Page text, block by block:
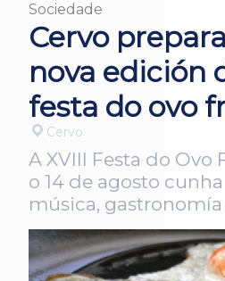
Sociedade
Cervo
nova edición
festa do ovo
Cervo
A XVIII Festa do Ovo
o 14 de agosto
música,